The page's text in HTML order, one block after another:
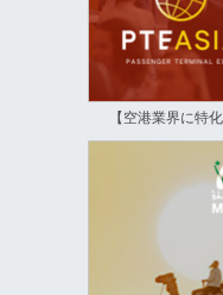
【空港業界に特